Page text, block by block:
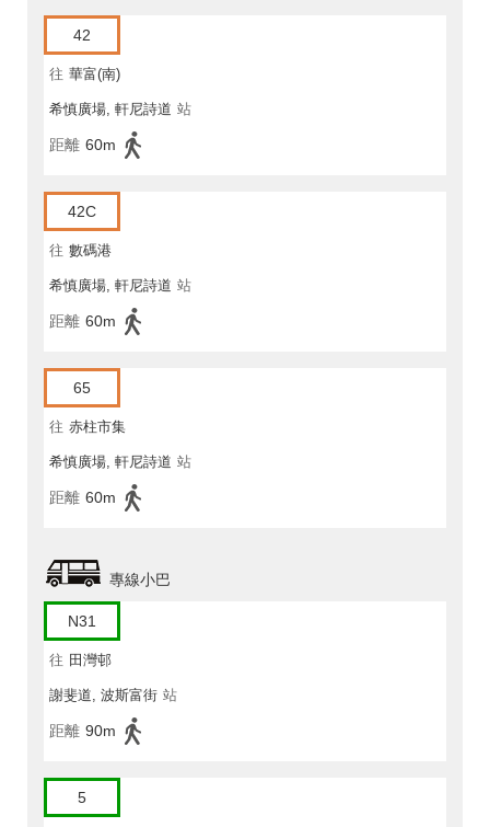
42
往 華富(南)
希慎廣場, 軒尼詩道 站
距離 60m
42C
往 數碼港
希慎廣場, 軒尼詩道 站
距離 60m
65
往 赤柱市集
希慎廣場, 軒尼詩道 站
距離 60m
專線小巴
N31
往 田灣邨
謝斐道, 波斯富街 站
距離 90m
5